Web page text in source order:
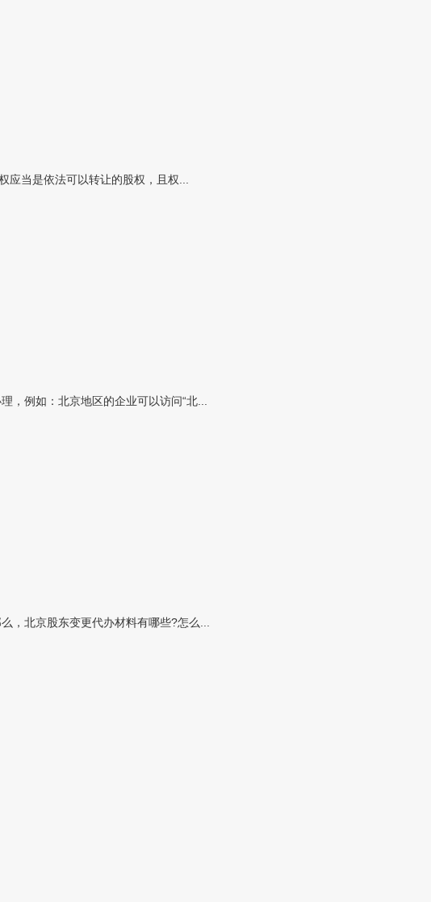
当是依法可以转让的股权，且权...
例如：北京地区的企业可以访问“北...
，北京股东变更代办材料有哪些?怎么...